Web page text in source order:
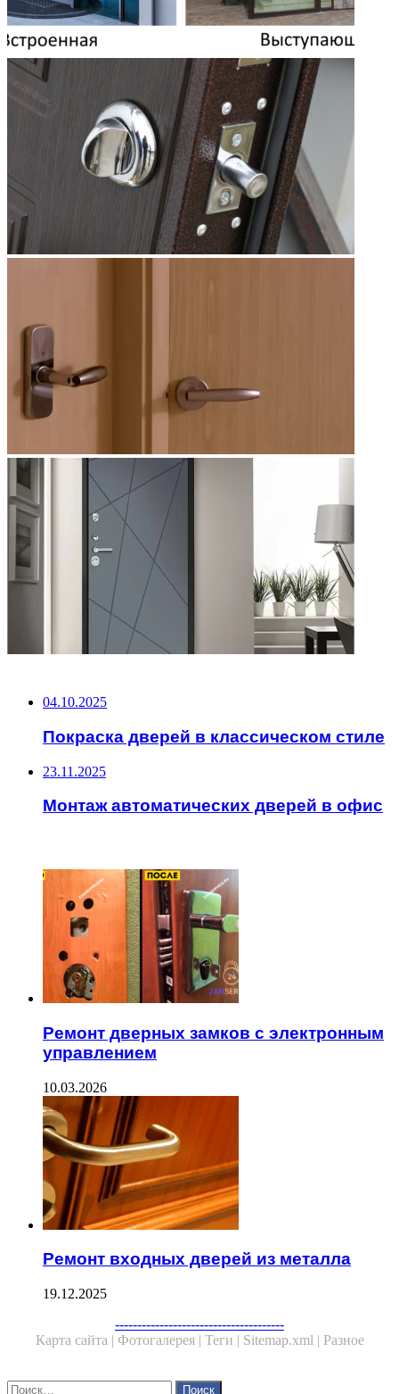
04.10.2025
Покраска дверей в классическом стиле
23.11.2025
Монтаж автоматических дверей в офис
Ремонт дверных замков с электронным
управлением
10.03.2026
Ремонт входных дверей из металла
19.12.2025
--------------------------------------
Карта сайта | Фотогалерея | Теги | Sitemap.xml | Разное
Close
Найти: